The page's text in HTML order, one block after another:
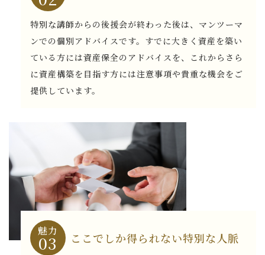
特別な講師からの後援会が終わった後は、マンツーマ
ンでの個別アドバイスです。すでに大きく資産を築い
ている方には資産保全のアドバイスを、これからさら
に資産構築を目指す方には注意事項や貴重な機会をご
提供しています。
魅力
03 ここでしか得られない特別な人脈